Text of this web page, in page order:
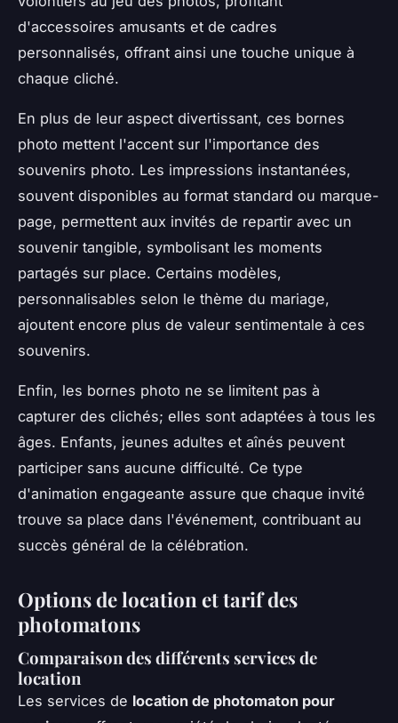
d'accessoires amusants et de cadres
personnalisés, offrant ainsi une touche unique à
chaque cliché.
En plus de leur aspect divertissant, ces bornes
photo mettent l'accent sur l'importance des
souvenirs photo. Les impressions instantanées,
souvent disponibles au format standard ou marque-
page, permettent aux invités de repartir avec un
souvenir tangible, symbolisant les moments
partagés sur place. Certains modèles,
personnalisables selon le thème du mariage,
ajoutent encore plus de valeur sentimentale à ces
souvenirs.
Enfin, les bornes photo ne se limitent pas à
capturer des clichés; elles sont adaptées à tous les
âges. Enfants, jeunes adultes et aînés peuvent
participer sans aucune difficulté. Ce type
d'animation engageante assure que chaque invité
trouve sa place dans l'événement, contribuant au
succès général de la célébration.
Options de location et tarif des
photomatons
Comparaison des différents services de
location
Les services de location de photomaton pour